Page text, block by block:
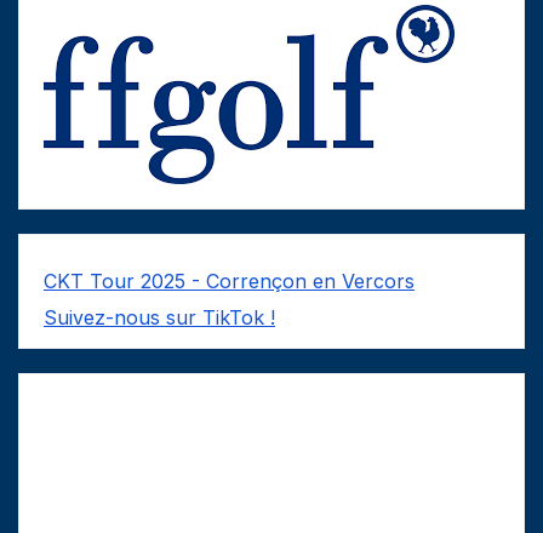
CKT Tour 2025 - Corrençon en Vercors
Suivez-nous sur TikTok !